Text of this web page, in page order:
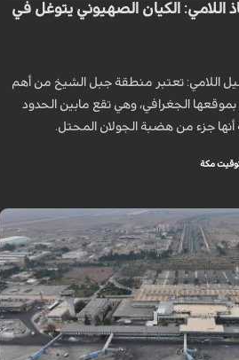
اللامي: الكيان الصهيوني يتوغل في
اللامي: تعتبر منطقة جبل الشيخ من أهم
بموقعها الجغرافي، وهي تقع مابين الحدود
أنها جزء من هضبة الجولان المحتل.